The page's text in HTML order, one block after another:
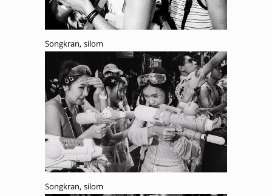
Songkran, silom
Songkran, silom